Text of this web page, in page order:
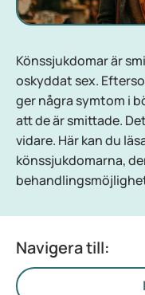
Könssjukdomar är
oskyddat sex.
ger några symtom i
att de är smittade.
vidare. Här kan du
könssjukdomarna,
Navigera till: